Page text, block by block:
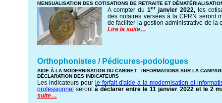
MENSUALISATION DES COTISATIONS DE RETRAITE ET
A compter du 1er janvier 2022, les
des notaires versées à la CPRN seront
de faciliter la gestion administrative de la
Lire la suite…
Orthophonistes / Pédicures-podologues
AIDE À LA MODERNISATION DU CABINET : INFORMATIONS SUR LA
DÉCLARATION DES INDICATEURS
Les indicateurs pour le forfait d'aide à la modernisation et
professionnel serontà déclarer entre le 11 janvier 2022 et le 2
suite…